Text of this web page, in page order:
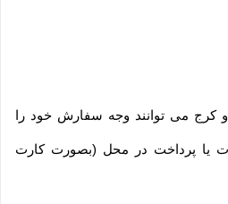
کرج می توانند وجه سفارش خود را
یا پرداخت در محل (بصورت کارت